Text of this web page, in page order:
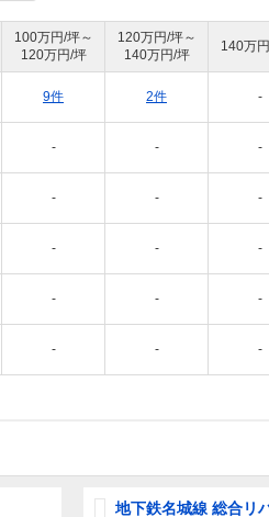
100万円/坪～
120万円/坪
120万円/坪～
140万円/坪
140万
9件 2件 -
- - -
- - -
- - -
- - -
- - -
地下鉄名城線 総合リ